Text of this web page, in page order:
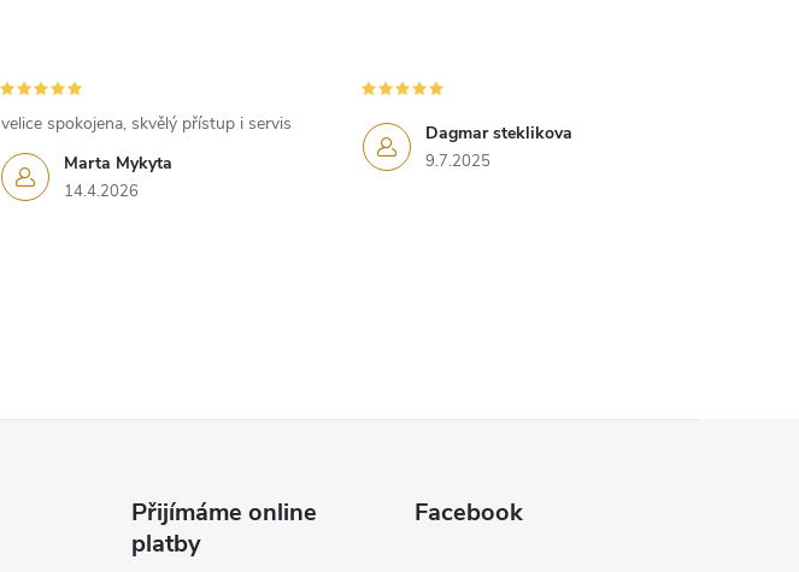
Marta Mykyta
14.4.2026
velice spokojena, skvělý přístup i servis Dagmar steklikova
9.7.2025
Přijímáme online
platby
Facebook